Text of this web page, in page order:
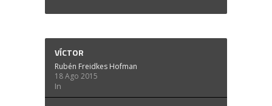
VÍCTOR
Rubén Freidkes Hofman
18 Ago 2015
In